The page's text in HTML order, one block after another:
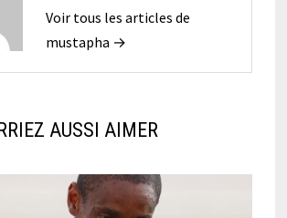
Voir tous les articles de
mustapha →
AUSSI AIMER